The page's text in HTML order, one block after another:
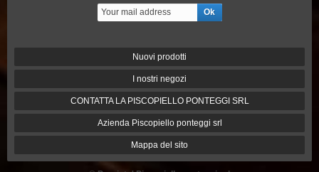
Nuovi prodotti
I nostri negozi
CONTATTA LA PISCOPIELLO PONTEGGI SRL
Azienda Piscopiello ponteggi srl
Mappa del sito